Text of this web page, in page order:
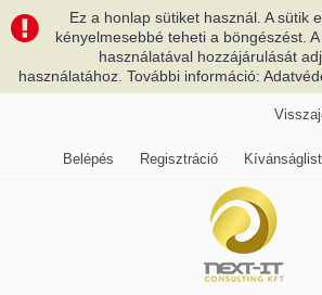
Ez a honlap sütiket használ. A sütik
kényelmesebbé teheti a böngészést.
használatával hozzájárulását
használatához. További információ:
Belépés Regisztráció